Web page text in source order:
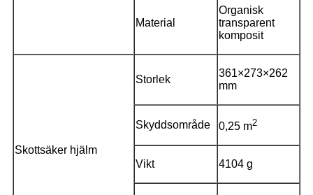
Material
Organisk
transparent
komposit
Skottsäker hjälm
Storlek
361×273×262
mm
Skyddsområde 0,25 m2
Vikt 4104 g